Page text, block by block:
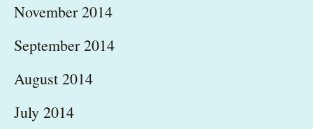
November 2014
September 2014
August 2014
July 2014